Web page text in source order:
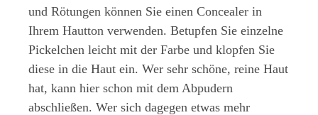
und Rötungen können Sie einen Concealer in
Ihrem Hautton verwenden. Betupfen Sie einzelne
Pickelchen leicht mit der Farbe und klopfen Sie
diese in die Haut ein. Wer sehr schöne, reine Haut
hat, kann hier schon mit dem Abpudern
abschließen. Wer sich dagegen etwas mehr